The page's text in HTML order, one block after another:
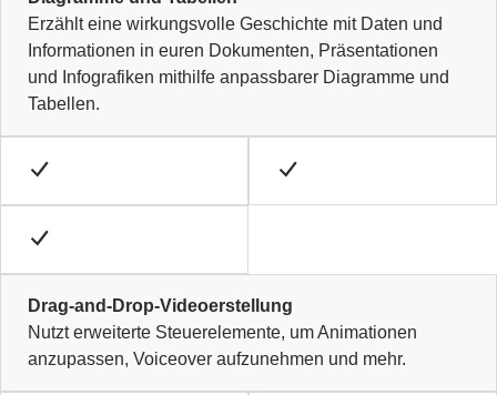
Erzählt eine wirkungsvolle Geschichte mit Daten und
Informationen in euren Dokumenten, Präsentationen
und Infografiken mithilfe anpassbarer Diagramme und
Tabellen.
Drag-and-Drop-Videoerstellung
Nutzt erweiterte Steuerelemente, um Animationen
anzupassen, Voiceover aufzunehmen und mehr.